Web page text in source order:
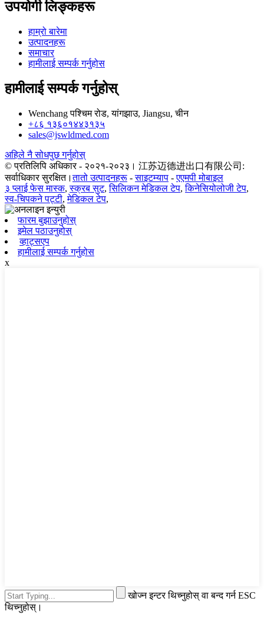
उपयोगी लिङ्कहरू
हाम्रो बारेमा
उत्पादनहरू
समाचार
हामीलाई सम्पर्क गर्नुहोस
हामीलाई सम्पर्क गर्नुहोस्
Wenchang पश्चिम रोड, यांगझाउ, Jiangsu, चीन
+८६ १३६०१४४३१३५
sales@jswldmed.com
अहिले नै सोधपुछ गर्नुहोस्
© प्रतिलिपि अधिकार - २०२१-२०२३। 江苏迈德进出口有限公司:
सर्वाधिकार सुरक्षित।तातो उत्पादनहरू -साइटम्याप -एएमपी मोबाइल
३ प्लाई फेस मास्क,स्क्रब सुट,सिलिकन मेडिकल टेप,किनेसियोलोजी टेप,
स्व-चिपकने पट्टी,मेडिकल टेप,
फारम बुझाउनुहोस्
इमेल पठाउनुहोस्
व्हाट्सएप
हामीलाई सम्पर्क गर्नुहोस
x
खोज्न इन्टर थिच्नुहोस् वा बन्द गर्न ESC
थिच्नुहोस्।